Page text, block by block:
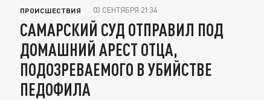
ПРОИСШЕСТВИЯ 03 СЕНТЯБРЯ 21:34
САМАРСКИЙ СУД ОТПРАВИЛ ПОД
ДОМАШНИЙ АРЕСТ ОТЦА,
ПОДОЗРЕВАЕМОГО В УБИЙСТВЕ
ПЕДОФИЛА